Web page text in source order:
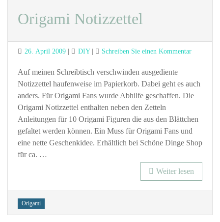
Origami Notizzettel
Posted
26. April 2009 Categories
DIY Schreiben Sie einen Kommentarzu
Auf meinen Schreibtisch verschwinden ausgediente
Notizzettel haufenweise im Papierkorb. Dabei geht es auch
anders. Für Origami Fans wurde Abhilfe geschaffen. Die
Origami Notizzettel enthalten neben den Zetteln
Anleitungen für 10 Origami Figuren die aus den Blättchen
gefaltet werden können. Ein Muss für Origami Fans und
eine nette Geschenkidee. Erhältlich bei Schöne Dinge Shop
für ca. …
Weiter lesen
Tags
Origami